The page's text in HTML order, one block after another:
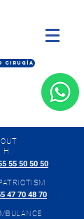
CIRUGÍA
H
55 50 50 50
47 70 48 70